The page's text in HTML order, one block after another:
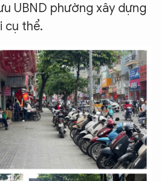
UBND phường xây dựng
cụ thể.